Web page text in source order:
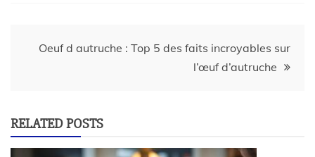
Oeuf d autruche : Top 5 des faits incroyables sur
l’œuf d’autruche
RELATED POSTS